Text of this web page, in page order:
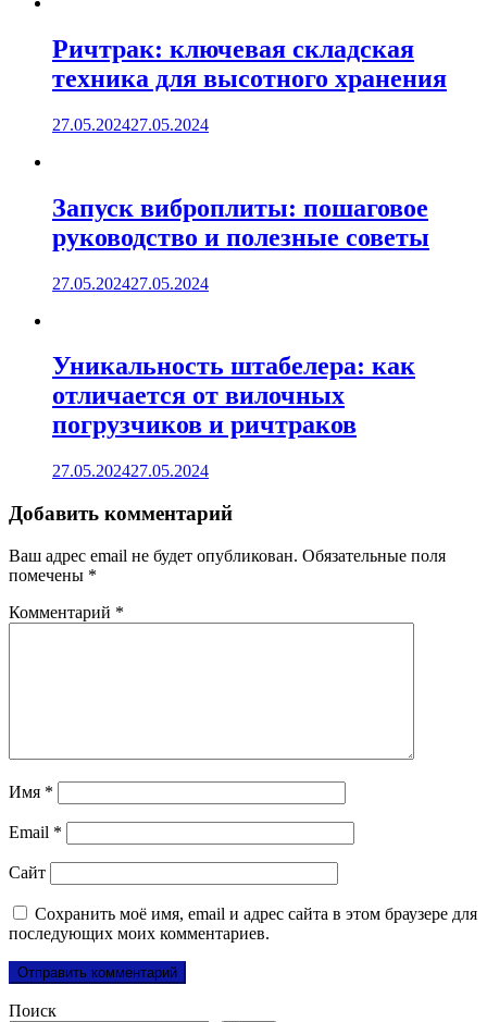
Ричтрак: ключевая складская
техника для высотного хранения
27.05.202427.05.2024
Запуск виброплиты: пошаговое
руководство и полезные советы
27.05.202427.05.2024
Уникальность штабелера: как
отличается от вилочных
погрузчиков и ричтраков
27.05.202427.05.2024
Добавить комментарий
Ваш адрес email не будет опубликован. Обязательные поля
помечены *
Комментарий *
Имя *
Email *
Сайт
Сохранить моё имя, email и адрес сайта в этом браузере для
последующих моих комментариев.
Поиск